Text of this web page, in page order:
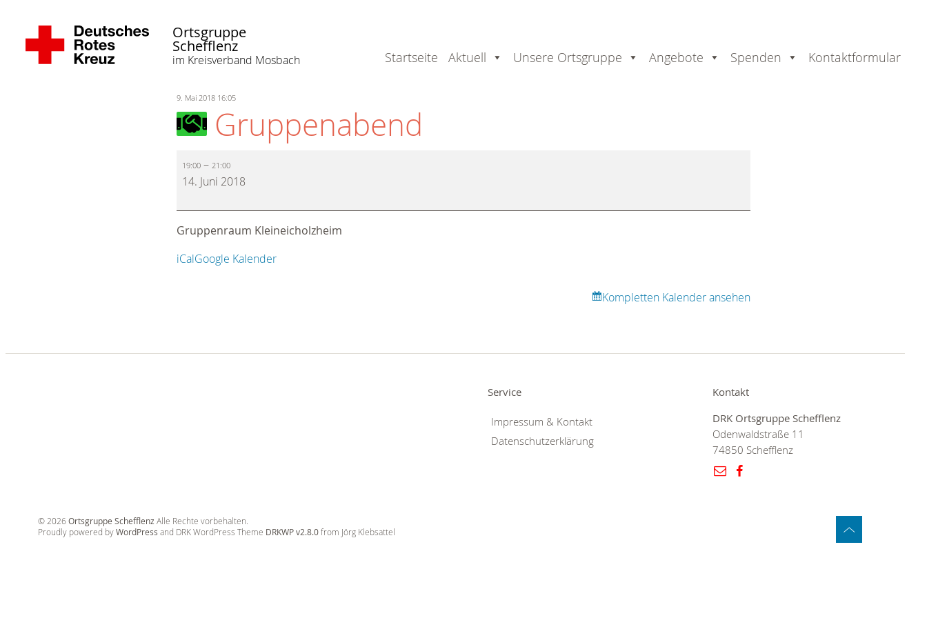
Ortsgruppe
Schefflenz
im Kreisverband Mosbach Startseite Aktuell Unsere Ortsgruppe Angebote Spenden Kontaktformular
9. Mai 2018 16:05
Gruppenabend
19:00 – 21:00
14. Juni 2018
Gruppenraum Kleineicholzheim
iCalGoogle Kalender
Kompletten Kalender ansehen
Service
Impressum & Kontakt
Datenschutzerklärung
Kontakt
DRK Ortsgruppe Schefflenz
Odenwaldstraße 11
74850 Schefflenz
© 2026Ortsgruppe Schefflenz Alle Rechte vorbehalten.
Proudly powered byWordPress and DRK WordPress Theme DRKWP v2.8.0 from Jörg Klebsattel